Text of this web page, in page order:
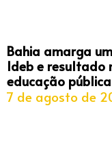
Bahia amarga
Ideb e resultado
educação pública
7 de agosto de